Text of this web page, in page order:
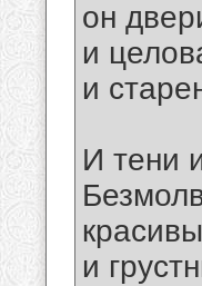
он
и
и
И тени
и